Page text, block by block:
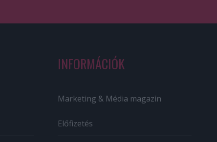
INFORMÁCIÓK
Marketing & Média magazin
Előfizetés